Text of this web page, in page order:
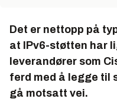
Det er nettopp på
at IPv6-støtten har
leverandører som
ferd med å legge til
gå motsatt vei.